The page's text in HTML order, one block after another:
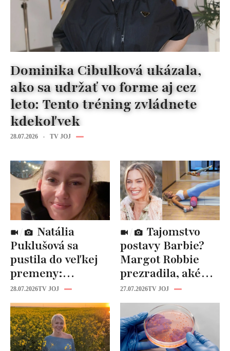
Dominika Cibulková ukázala,
ako sa udržať vo forme aj cez
leto: Tento tréning zvládnete
kdekoľvek
28.07.2026 TV JOJ
Puklušová sa
pustila do veľkej
premeny:
Odborníci však
varujú, pozor na
prísne diéty!
28.07.2026TV JOJ
postavy Barbie?
Margot Robbie
prezradila, aké
cviky jej pomohli
spevniť celé telo
27.07.2026TV JOJ